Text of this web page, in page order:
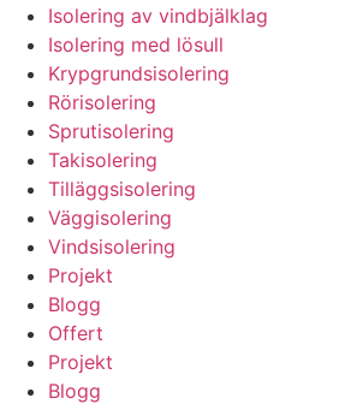
Isolering av vindbjälklag
Isolering med lösull
Krypgrundsisolering
Rörisolering
Sprutisolering
Takisolering
Tilläggsisolering
Väggisolering
Vindsisolering
Projekt
Blogg
Offert
Projekt
Blogg